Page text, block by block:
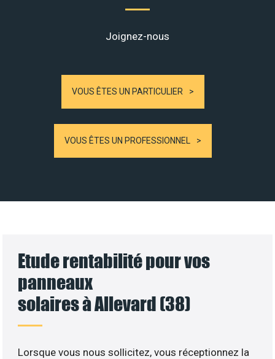
Joignez-nous
VOUS ÊTES UN PARTICULIER
VOUS ÊTES UN PROFESSIONNEL
Etude rentabilité pour vos
panneaux
solaires à Allevard (38)
Lorsque vous nous sollicitez, vous réceptionnez la